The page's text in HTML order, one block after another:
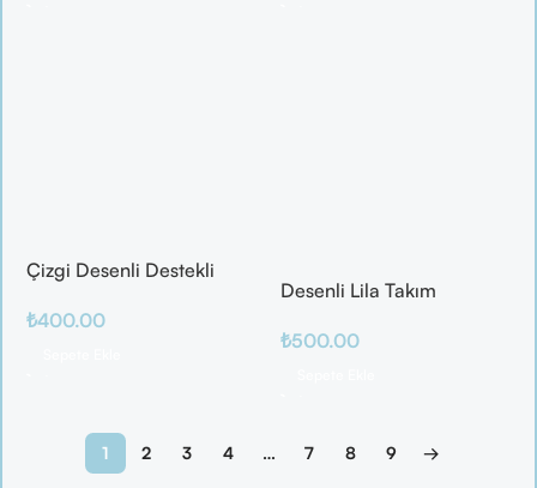
Çizgi Desenli Destekli
₺400.00
Desenli Lila Takım
₺500.00
1 2 3 4 … 7 8 9 →